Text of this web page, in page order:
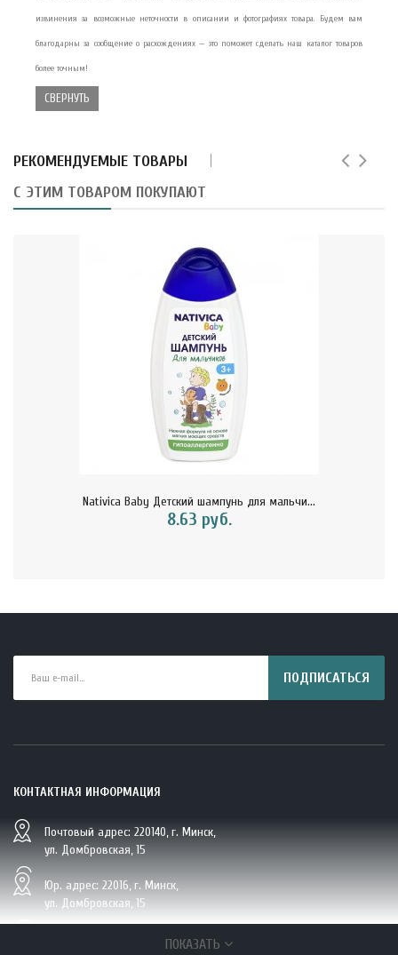
извинения за возможные неточности в описании и фотографиях товара. Будем вам
благодарны за сообщение о расхождениях — это поможет сделать наш каталог товаров
более точным!
СВЕРНУТЬ
РЕКОМЕНДУЕМЫЕ ТОВАРЫ
С ЭТИМ ТОВАРОМ ПОКУПАЮТ
Nativica Baby Детский шампунь для мальчи...
8.63 руб.
BIO Кокосовая вода тетрапак 330 мл Vietcoco 112878..
5.23 руб.
ПОДПИСАТЬСЯ
КОНТАКТНАЯ ИНФОРМАЦИЯ
Почтовый адрес: 220140, г. Минск,
ул. Домбровская, 15
Юр. адрес: 22016, г. Минск,
ул. Домбровская, 15
+375 (29/33/25) 6 270 870, г. Минск,
ПОКАЗАТЬ